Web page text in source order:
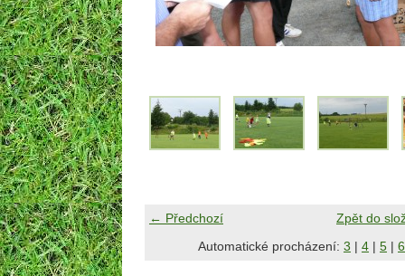
← Předchozí
Zpět do
Automatické procházení: 3 | 4 | 5 | 6